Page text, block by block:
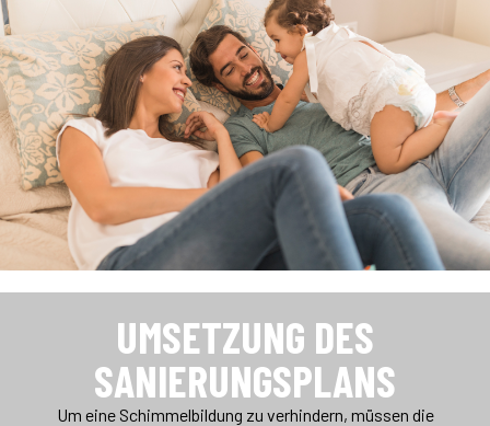
UMSETZUNG DES
SANIERUNGSPLANS
Um eine Schimmelbildung zu verhindern, müssen die